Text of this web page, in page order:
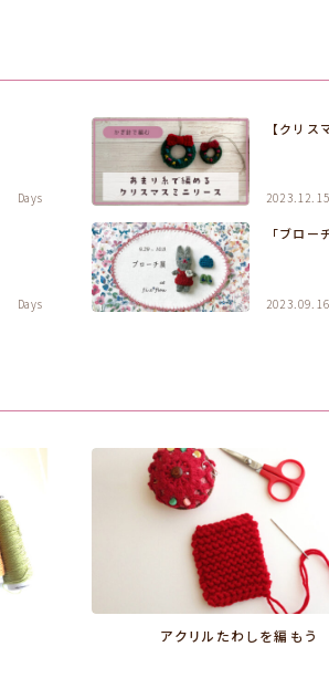
Days
【クリ
2023.12.15
Days
「ブロ
2023.09.16
アクリルたわしを編もう